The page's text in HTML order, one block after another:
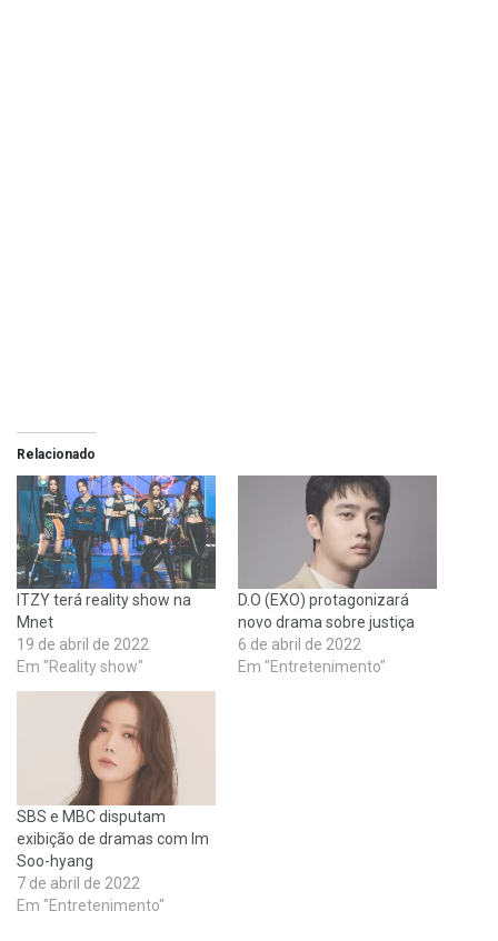
Relacionado
ITZY terá reality show na
Mnet
19 de abril de 2022
Em "Reality show"
D.O (EXO) protagonizará
novo drama sobre justiça
6 de abril de 2022
Em "Entretenimento"
SBS e MBC disputam
exibição de dramas com Im
Soo-hyang
7 de abril de 2022
Em "Entretenimento"